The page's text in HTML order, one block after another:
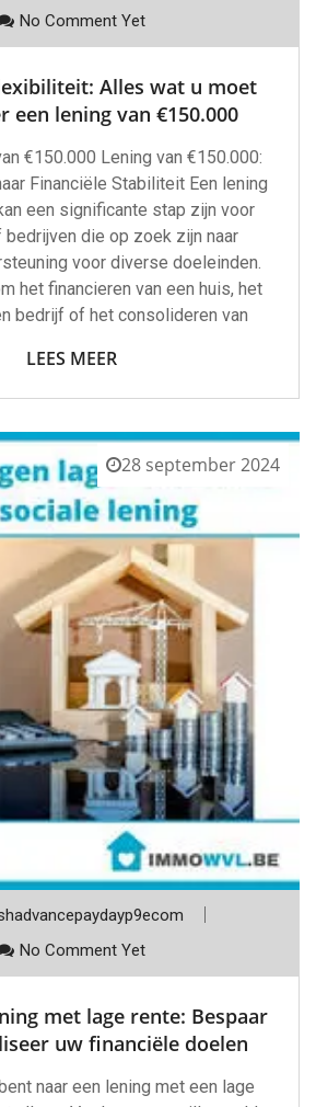
No Comment Yet
Alles wat u moet
een lening van €150.000
€150.000 Lening van €150.000:
Financiële Stabiliteit Een lening
een significante stap zijn voor
bedrijven die op zoek zijn naar
voor diverse doeleinden.
het financieren van een huis, het
bedrijf of het consolideren van
LEES MEER
28 september 2024
No Comment Yet
met lage rente: Bespaar
uw financiële doelen
naar een lening met een lage